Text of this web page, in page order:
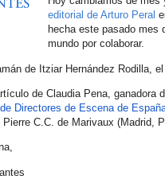
editorial de Arturo Peral
hecha este pasado mes
mundo por colaborar.
de Itziar Hernández Rodilla,
de Claudia Pena, ganadora
Directores de Escena de
C.C. de Marivaux (Madrid,